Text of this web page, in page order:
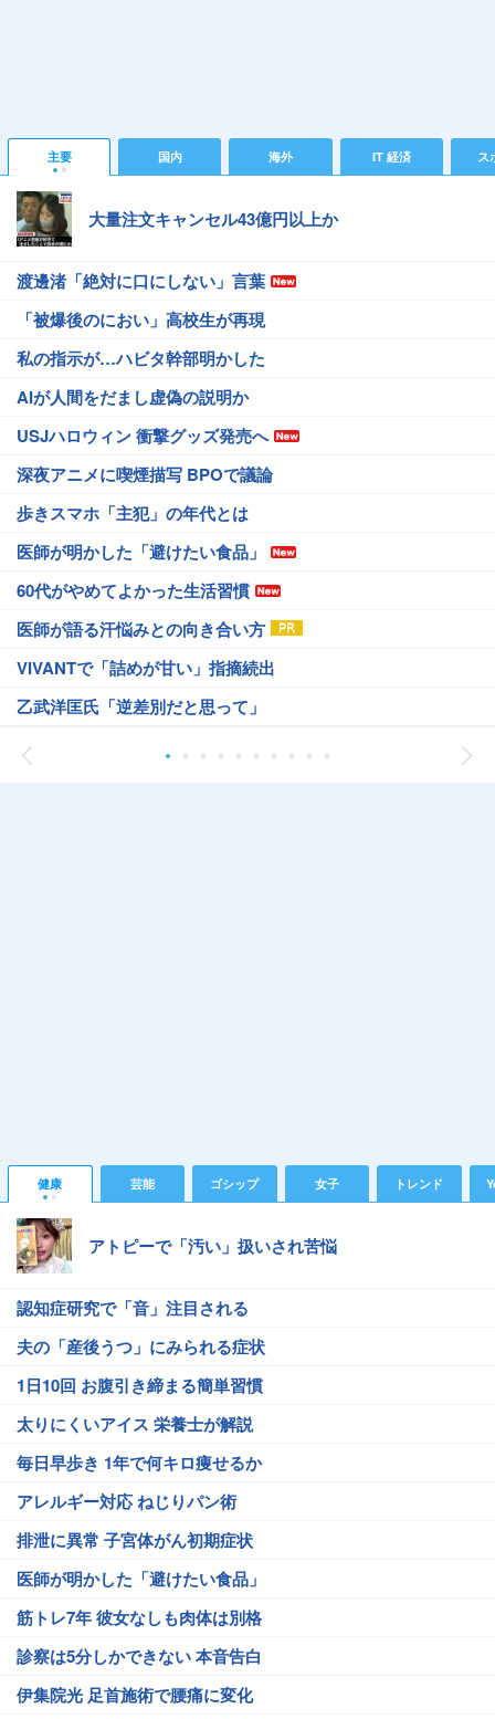
主要 国内 海外 IT 経済 ス
大量注文キャンセル43億円以上か
渡邊渚「絶対に口にしない」言葉
「被爆後のにおい」高校生が再現
私の指示が…ハビタ幹部明かした
AIが人間をだまし虚偽の説明か
USJハロウィン 衝撃グッズ発売へ
深夜アニメに喫煙描写 BPOで議論
歩きスマホ「主犯」の年代とは
医師が明かした「避けたい食品」
60代がやめてよかった生活習慣
医師が語る汗悩みとの向き合い方
VIVANTで「詰めが甘い」指摘続出
乙武洋匡氏「逆差別だと思って」
健康 芸能 ゴシップ 女子 トレンド
アトピーで「汚い」扱いされ苦悩
認知症研究で「音」注目される
夫の「産後うつ」にみられる症状
1日10回 お腹引き締まる簡単習慣
太りにくいアイス 栄養士が解説
毎日早歩き 1年で何キロ痩せるか
アレルギー対応 ねじりパン術
排泄に異常 子宮体がん初期症状
医師が明かした「避けたい食品」
筋トレ7年 彼女なしも肉体は別格
診察は5分しかできない 本音告白
伊集院光 足首施術で腰痛に変化